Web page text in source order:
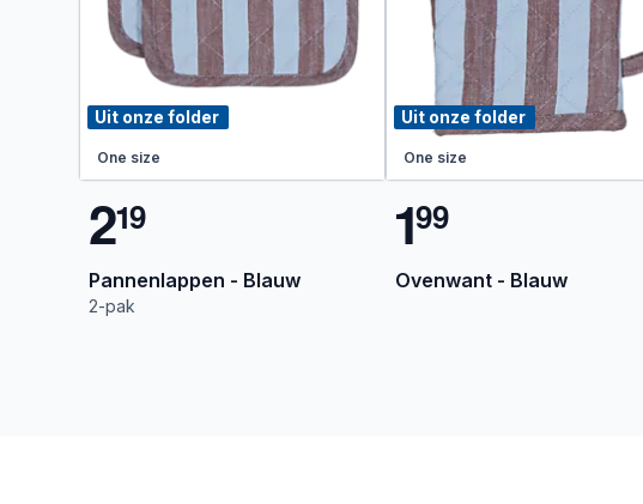
Uit onze folder
One size
219
Pannenlappen - Blauw
2-pak
Uit onze folder
One size
199
Ovenwant - Blauw